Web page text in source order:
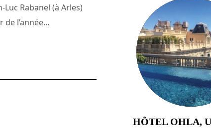
Luc Rabanel (à Arles)
de l’année...
HÔTEL OHLA,